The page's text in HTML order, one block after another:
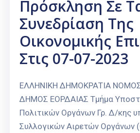
Πρόσκληση Σε
Συνεδρίαση Της
Οικονομικής
Στις 07-07-2023
ΕΛΛΗΝΙΚΗ ΔΗΜΟΚΡΑΤΙΑ
ΔΗΜΟΣ ΕΟΡΔΑΙΑΣ Τμήμα
Πολιτικών Οργάνων Γρ. Δ/κης
Συλλογικών Αιρετών Οργάνων